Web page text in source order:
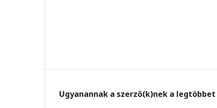
Ugyanannak a szerző(k)nek a